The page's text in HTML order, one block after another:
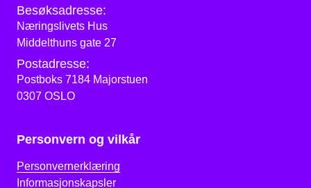
Besøksadresse:
Næringslivets Hus
Middelthuns gate 27
Postadresse:
Postboks 7184 Majorstuen
0307 OSLO
Personvern og vilkår
Personvernerklæring
Informasjonskapsler